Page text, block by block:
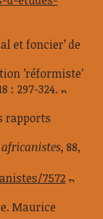
et foncier’ de
’réformiste’
: 297-324.
rapports
, 88,
7572
Maurice